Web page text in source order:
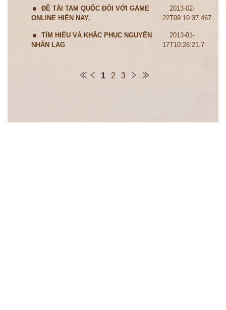
ĐỀ TÀI TAM QUỐC ĐỐI VỚI GAME
ONLINE HIỆN NAY.
2013-02-
22T09:10:37.467
TÌM HIỂU VÀ KHẮC PHỤC NGUYÊN
NHÂN LAG
2013-01-
17T10:26:21.7
1 2 3